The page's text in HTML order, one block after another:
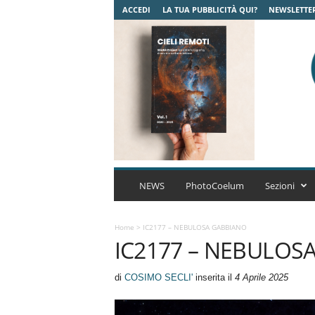
ACCEDI LA TUA PUBBLICITÀ QUI?
C
m
A
r
NEWS PhotoCoelum Sezioni
Home > IC2177 – NEBULOSA GABBIANO
IC2177 –
di COSIMO SECLI'inserita il 4 Aprile 2025